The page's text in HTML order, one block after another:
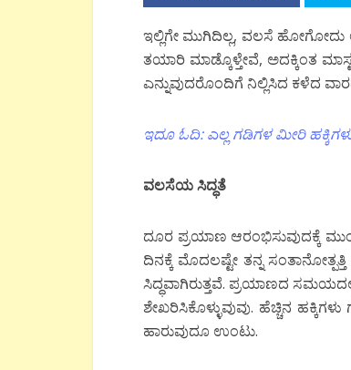
ಇಲ್ಲಿಗೇ ಮುಗಿದಿಲ್ಲ, ವಲಸೆ ಹೋಗೋದು
ತಯಾರಿ ಮಾಡ್ಕೊಳ್ತೇವೆ, ಅದಕ್ಕಿಂತ
ಎನ್ನುವುದರೊಂದಿಗೆ ನಿಲ್ಲಿಸಿದ ಕಳೆದ
ಇದೂ ಓದಿ: ಎಲ್ಲ ಗಡಿಗಳ ಮೀರಿ
ವಲಸೆಯಸಿದ್ಧತೆ
ದೂರ ಪ್ರಯಾಣ ಆರಂಭಿಸುವುದಕ್ಕೆ
ದಿನಕ್ಕೆ ಮೊದಲಷ್ಟೇ ತನ್ನ
ಸಿದ್ಧವಾಗಿರುತ್ತವೆ. ಪ್ರಯಾಣದ
ಶೇಖರಿಸಿಕೊಳ್ಳುವುವು. ಹೆಚ್ಚಿನ
ಹಾರುವುದೂ ಉಂಟು.